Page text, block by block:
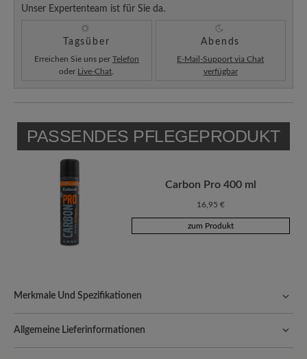
Unser Expertenteam ist für Sie da.
Tagsüber
Erreichen Sie uns per Telefon
oder Live-Chat
Abends
E-Mail-Support via Chat
verfügbar
PASSENDES PFLEGEPRODUKT
Carbon Pro 400 ml
16,95 €
zum Produkt
Merkmale Und Spezifikationen
Natürlich geformte Schuhe, handgefertigt hergestellt.
Passform:Comfort - Weite Passform (H) - Für normale bis
Allgemeine Lieferinformationen